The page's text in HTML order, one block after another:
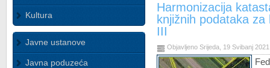
Kultura
Javne ustanove
Javna poduzeća
Harmonizacija
knjižnih podataka
III
Objavljeno Srijeda, 19 Svibanj 2021